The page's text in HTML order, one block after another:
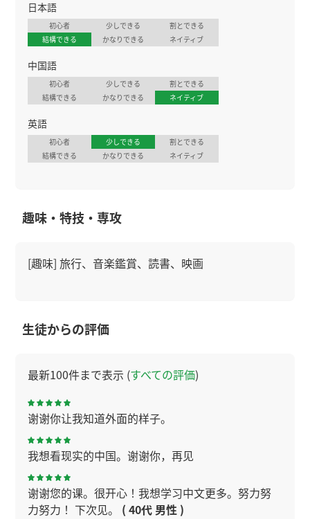
日本語
初心者 少しできる
割とできる
結構できる
かなりできる ネイティブ
中国語
初心者 少しできる
割とできる
結構できる
かなりできる ネイティブ
英語
初心者 少しできる
割とできる
結構できる
かなりできる ネイティブ
趣味・特技・専攻
[趣味] 旅行、音楽鑑賞、読書、映画
生徒からの評価
最新100件まで表示 (すべての評価)
谢谢你让我知道外面的样子。
我想看现实的中国。谢谢你，再见
谢谢您的课。很开心！我想学习中文更多。努力努
力努力！ 下次见。 ( 40代 男性 )